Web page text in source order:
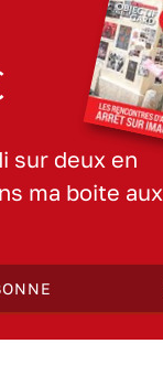
sur deux en
ma boite aux